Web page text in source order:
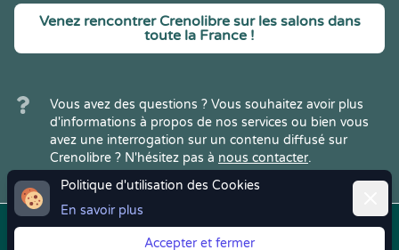
Politique d'utilisation des Cookies
En savoir plus
Accepter et fermer
Venez rencontrer Crenolibre sur les salons dans
toute la France !
Vous avez des questions ? Vous souhaitez avoir plus
d'informations à propos de nos services ou bien vous
avez une interrogation sur un contenu diffusé sur
Crenolibre ? N'hésitez pas à nous contacter.
Copyright © 2022Crenolibre, tous
Mentions
| CGV | RGPD